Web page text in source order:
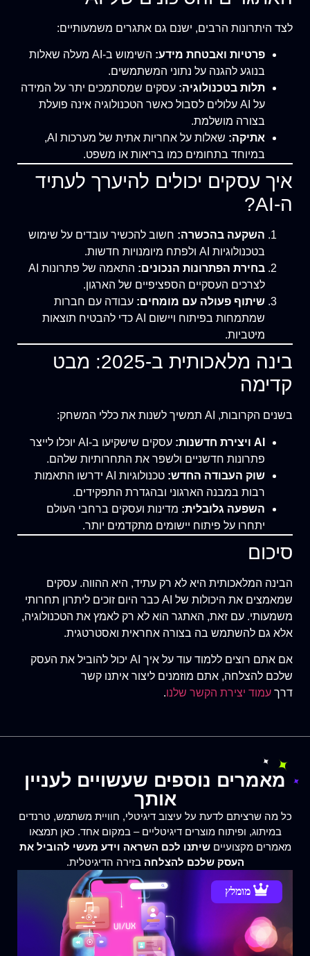
לצד היתרונות הרבים, ישנם גם אתגרים משמעותיים:
פרטיות ואבטחת מידע:
השימוש ב-AI מעלה שאלות
בנוגע להגנה על נתוני המשתמשים.
תלות בטכנולוגיה: עסקים שמסתמכים יתר על המידה
על AI עלולים לסבול כאשר הטכנולוגיה אינה פועלת
בצורה מושלמת.
אתיקה:
שאלות על אחריות אתית של מערכות AI,
במיוחד בתחומים כמו בריאות או משפט.
איך עסקים יכולים להיערך לעתיד
ה-AI?
השקעה בהכשרה: חשוב להכשיר עובדים על שימוש
בטכנולוגיות AI ולפתח מיומנויות חדשות.
בחירת הפתרונות הנכונים:
התאמה של פתרונות AI
לצרכים העסקיים הספציפיים של הארגון.
שיתוף פעולה עם מומחים: עבודה עם חברות
שמתמחות בפיתוח ויישום AI כדי להבטיח תוצאות
מיטביות.
בינה מלאכותית ב-2025: מבט
קדימה
בשנים הקרובות, AI תמשיך לשנות את כללי המשחק:
AI ויצירת חדשנות:
עסקים שישקיעו ב-AI יוכלו לייצר
פתרונות חדשניים ולשפר את התחרותיות שלהם.
שוק העבודה החדש:
טכנולוגיות AI ידרשו התאמות
רבות במבנה הארגוני ובהגדרת התפקידים.
השפעה גלובלית: מדינות ועסקים ברחבי העולם
יתחרו על פיתוח יישומים מתקדמים יותר.
סיכום
הבינה המלאכותית היא לא רק עתיד, היא ההווה. עסקים
שמאמצים את היכולות של AI כבר היום זוכים ליתרון תחרותי
משמעותי. עם זאת, האתגר הוא לא רק לאמץ את הטכנולוגיה,
אלא גם להשתמש בה בצורה אחראית ואסטרטגית.
אם אתם רוצים ללמוד עוד על איך AI יכול להוביל את העסק
שלכם להצלחה, אתם מוזמנים ליצור איתנו קשר
דרך עמוד יצירת הקשר שלנו.
מאמרים נוספים שעשויים לעניין
אותך
כל מה שרציתם לדעת על עיצוב דיגיטלי, חוויית משתמש, טרנדים
במיתוג, ופיתוח מוצרים דיגיטליים – במקום אחד. כאן תמצאו
מאמרים מקצועייםשיתנו לכם השראה וידע מעשי להוביל את
העסק שלכם להצלחה בזירה הדיגיטלית.
מומלץ